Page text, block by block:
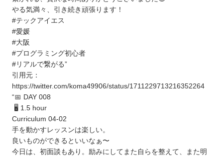
やる気満々、引き続き頑張ります！
#テックアイエス
#愛媛
#大阪
#プログラミング初心者
#リアルで繋がる”
引用元：
https://twitter.com/koma49906/status/1711229713216352264
“📅 DAY 008
🖥 1.5 hour
Curriculum 04-02
手を動かすレッスンは楽しい。
良いものができるといいなぁ〜
今日は、初面談もあり。励みにしてまた自らを整えて、また明